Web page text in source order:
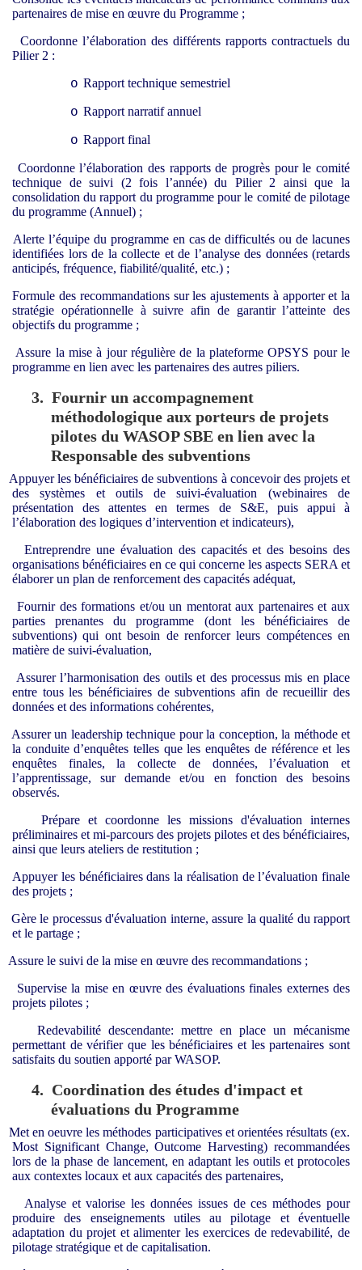
partenaires de mise en œuvre du Programme ;
Coordonne l’élaboration des différents rapports contractuels du
Pilier 2 :
o Rapport technique semestriel
o Rapport narratif annuel
o Rapport final
Coordonne l’élaboration des rapports de progrès pour le comité
technique de suivi (2 fois l’année) du Pilier 2 ainsi que la
consolidation du rapport du programme pour le comité de pilotage
du programme (Annuel) ;
Alerte l’équipe du programme en cas de difficultés ou de lacunes
identifiées lors de la collecte et de l’analyse des données (retards
anticipés, fréquence, fiabilité/qualité, etc.) ;
Formule des recommandations sur les ajustements à apporter et la
stratégie opérationnelle à suivre afin de garantir l’atteinte des
objectifs du programme ;
Assure la mise à jour régulière de la plateforme OPSYS pour le
programme en lien avec les partenaires des autres piliers.
3. Fournir un accompagnement
méthodologique aux porteurs de projets
pilotes du WASOP SBE en lien avec la
Responsable des subventions
Appuyer les bénéficiaires de subventions à concevoir des projets et
des systèmes et outils de suivi-évaluation (webinaires de
présentation des attentes en termes de S&E, puis appui à
l’élaboration des logiques d’intervention et indicateurs),
Entreprendre une évaluation des capacités et des besoins des
organisations bénéficiaires en ce qui concerne les aspects SERA et
élaborer un plan de renforcement des capacités adéquat,
Fournir des formations et/ou un mentorat aux partenaires et aux
parties prenantes du programme (dont les bénéficiaires de
subventions) qui ont besoin de renforcer leurs compétences en
matière de suivi-évaluation,
Assurer l’harmonisation des outils et des processus mis en place
entre tous les bénéficiaires de subventions afin de recueillir des
données et des informations cohérentes,
Assurer un leadership technique pour la conception, la méthode et
la conduite d’enquêtes telles que les enquêtes de référence et les
enquêtes finales, la collecte de données, l’évaluation et
l’apprentissage, sur demande et/ou en fonction des besoins
observés.
Prépare et coordonne les missions d'évaluation internes
préliminaires et mi-parcours des projets pilotes et des bénéficiaires,
ainsi que leurs ateliers de restitution ;
Appuyer les bénéficiaires dans la réalisation de l’évaluation finale
des projets ;
Gère le processus d'évaluation interne, assure la qualité du rapport
et le partage ;
Assure le suivi de la mise en œuvre des recommandations ;
Supervise la mise en œuvre des évaluations finales externes des
projets pilotes ;
Redevabilité descendante: mettre en place un mécanisme
permettant de vérifier que les bénéficiaires et les partenaires sont
satisfaits du soutien apporté par WASOP.
4. Coordination des études d'impact et
évaluations du Programme
Met en oeuvre les méthodes participatives et orientées résultats (ex.
Most Significant Change, Outcome Harvesting) recommandées
lors de la phase de lancement, en adaptant les outils et protocoles
aux contextes locaux et aux capacités des partenaires,
Analyse et valorise les données issues de ces méthodes pour
produire des enseignements utiles au pilotage et éventuelle
adaptation du projet et alimenter les exercices de redevabilité, de
pilotage stratégique et de capitalisation.